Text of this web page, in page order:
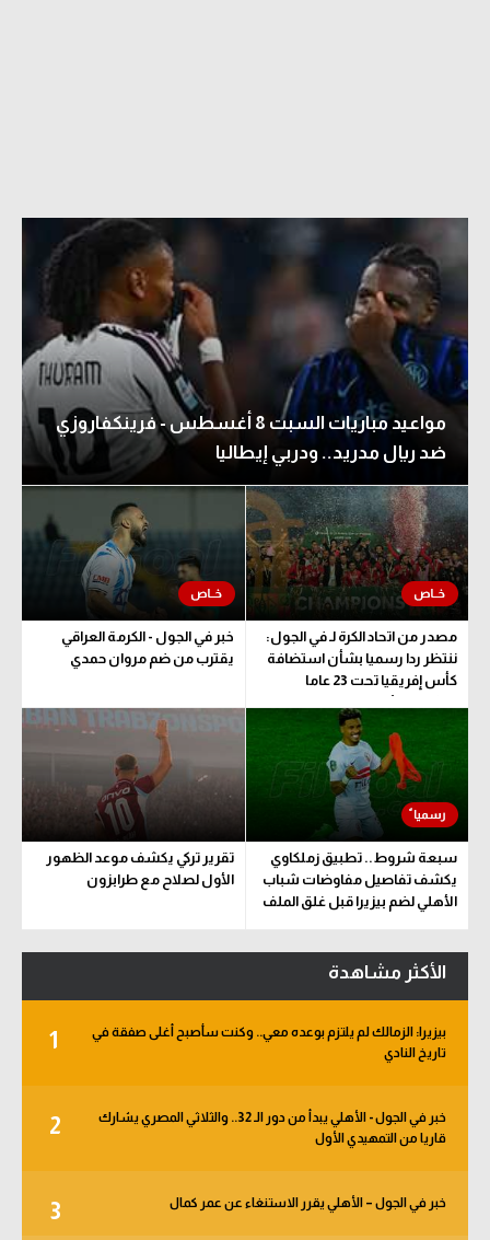
مواعيد مباريات السبت 8 أغسطس - فرينكفاروزي
ضد ريال مدريد.. ودربي إيطاليا
مصدر من اتحاد الكرة لـ في الجول:
ننتظر ردا رسميا بشأن استضافة
كأس إفريقيا تحت 23 عاما
خبر في الجول - الكرمة العراقي
يقترب من ضم مروان حمدي
سبعة شروط.. تطبيق زملكاوي
يكشف تفاصيل مفاوضات شباب
الأهلي لضم بيزيرا قبل غلق الملف
تقرير تركي يكشف موعد الظهور
الأول لصلاح مع طرابزون
الأكثر مشاهدة
1
بيزيرا: الزمالك لم يلتزم بوعده معي.. وكنت سأصبح أغلى صفقة في
تاريخ النادي
2
خبر في الجول - الأهلي يبدأ من دور الـ 32.. والثلاثي المصري يشارك
قاريا من التمهيدي الأول
3 خبر في الجول – الأهلي يقرر الاستنغاء عن عمر كمال